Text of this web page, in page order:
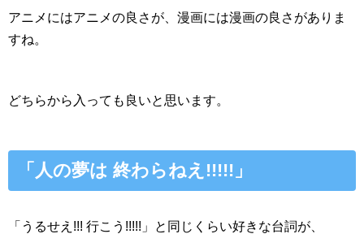
アニメにはアニメの良さが、漫画には漫画の良さがありま
すね。
どちらから入っても良いと思います。
「人の夢は 終わらねえ!!!!!」
「うるせえ!!! 行こう!!!!!」と同じくらい好きな台詞が、